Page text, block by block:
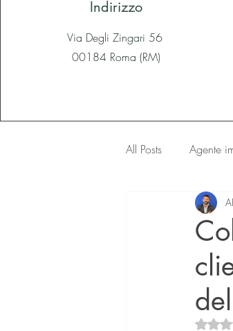
Indirizzo
Via Degli Zingari 56
00184 Roma (RM)
All Posts Agente